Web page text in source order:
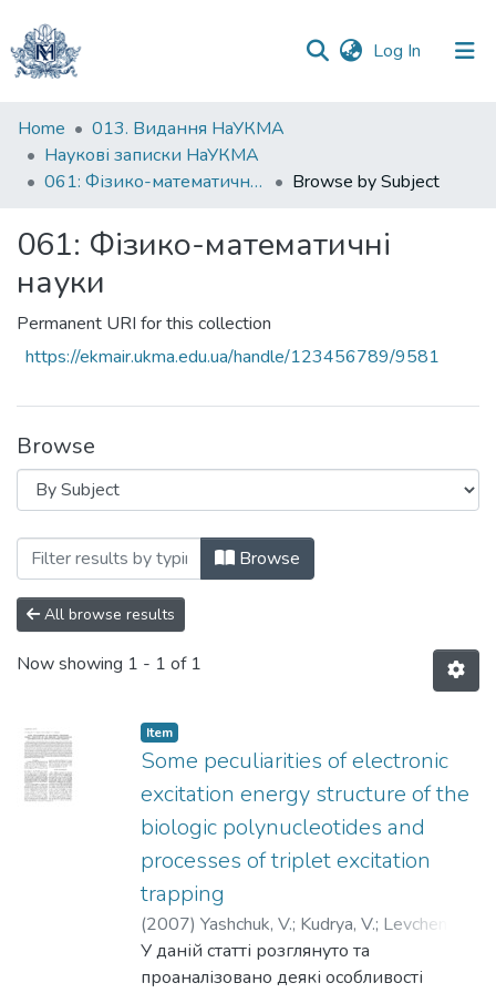
Log In (current)
Communities
&
Collections
Home
013. Видання НаУКМА
Наукові записки НаУКМА
061: Фізико-математичні науки
Browse by Subject
061: Фізико-математичні
науки
Permanent URI for this collection
https://ekmair.ukma.edu.ua/handle/123456789/9581
Browse
Browsing 061: Фізико-математичні
Browse
All browse results
Now showing 1 - 1 of 1
Item
Some peculiarities of electronic
excitation energy structure of the
biologic polynucleotides and
processes of triplet excitation
trapping
(2007) Yashchuk, V.; Kudrya, V.; Levchenko,
S.;Yevtushenko, N.
У даній статті розглянуто та
проаналізовано деякі особливості